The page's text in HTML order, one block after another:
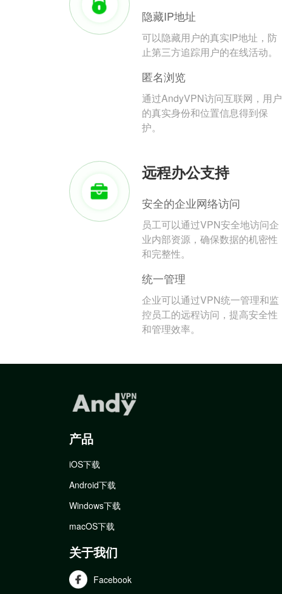
隐藏IP地址
可以隐藏用户的真实IP地址，防
止第三方追踪用户的在线活动。
匿名浏览
通过AndyVPN访问互联网，用户
的真实身份和位置信息得到保
护。
远程办公支持
安全的企业网络访问
员工可以通过VPN安全地访问企
业内部资源，确保数据的机密性
和完整性。
统一管理
企业可以通过VPN统一管理和监
控员工的远程访问，提高安全性
和管理效率。
产品
iOS下载
Android下载
Windows下载
macOS下载
关于我们
Facebook